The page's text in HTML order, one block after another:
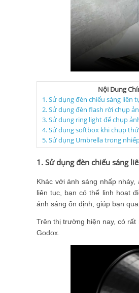
Nội Dung
1. Sử dụng đèn chiếu sáng liên
2. Sử dụng đèn flash rời chụp
3. Sử dụng ring light để chụp
4. Sử dụng softbox khi chụp
5. Sử dụng Umbrella trong
1. Sử dụng đèn chiếu sáng
Khác với ánh sáng nhấp
liên tục, bạn có thể linh hoạt
ánh sáng ổn định, giúp bạn
Trên thị trường hiện nay, có
Godox.